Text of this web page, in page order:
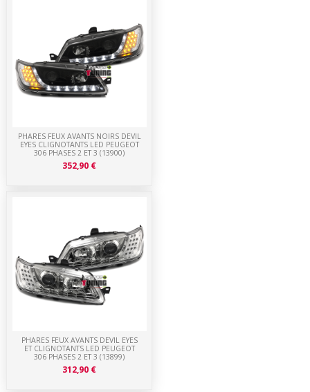
PHARES FEUX AVANTS DEVIL EYES
ET CLIGNOTANTS LED PEUGEOT
306 PHASES 2 ET 3 (13899)
312,90 €
PHARES FEUX AVANTS NOIRS DEVIL
EYES CLIGNOTANTS LED PEUGEOT
306 PHASES 2 ET 3 (13900)
352,90 €